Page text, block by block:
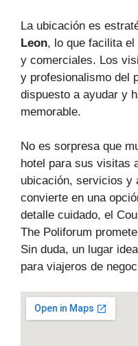
La ubicación es
Leon, lo que facilita
y comerciales. Los
y profesionalismo del
dispuesto a ayudar y
memorable.
No es sorpresa que
hotel para sus visitas
ubicación, servicios y
convierte en una
detalle cuidado, el
The Poliforum
Sin duda, un lugar
para viajeros de